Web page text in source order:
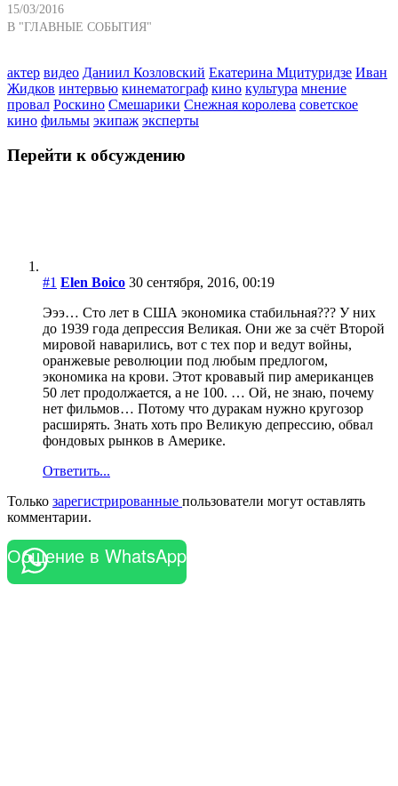
15/03/2016
В "ГЛАВНЫЕ СОБЫТИЯ"
актер видео Даниил Козловский Екатерина Мцитуридзе Иван
Жидков интервью кинематограф кино культура мнение
провал Роскино Смешарики Снежная королева советское
кино фильмы экипаж эксперты
Перейти к обсуждению
#1 Elen Boico 30 сентября, 2016, 00:19
Эээ… Сто лет в США экономика стабильная??? У них
до 1939 года депрессия Великая. Они же за счёт Второй
мировой наварились, вот с тех пор и ведут войны,
оранжевые революции под любым предлогом,
экономика на крови. Этот кровавый пир американцев
50 лет продолжается, а не 100. … Ой, не знаю, почему
нет фильмов… Потому что дуракам нужно кругозор
расширять. Знать хоть про Великую депрессию, обвал
фондовых рынков в Америке.
Ответить...
Только зарегистрированные пользователи могут оставлять
комментарии.
Общение в WhatsApp